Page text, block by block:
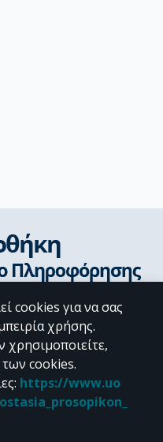
Πληροφόρησης
του ΕΚΠΑ
Βιβλιοθηκών
Helpdesk
cookies για να σας
χρήσης.
χρησιμοποιείτε,
cookies.
: https://www.uo